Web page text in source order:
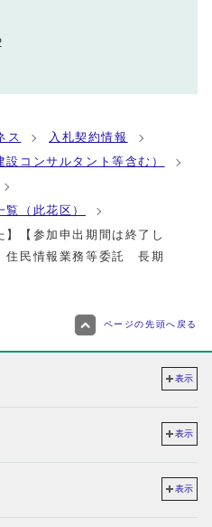
ス
入札契約情報
コンサルタント等含む）
（此花区）
】【参加申出期間は終了し
住民情報業務等委託 長期
ページの先頭へ戻る
表示
表示
表示